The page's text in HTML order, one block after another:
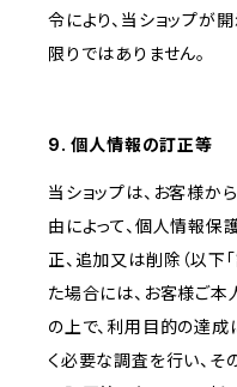
令により、当ショップが
限りではありません。
9. 個人情報の訂正等
当ショップは、お客様か
由によって、個人情報
正、追加又は削除（以下
た場合には、お客様ご
の上で、利用目的の達
く必要な調査を行い、そ